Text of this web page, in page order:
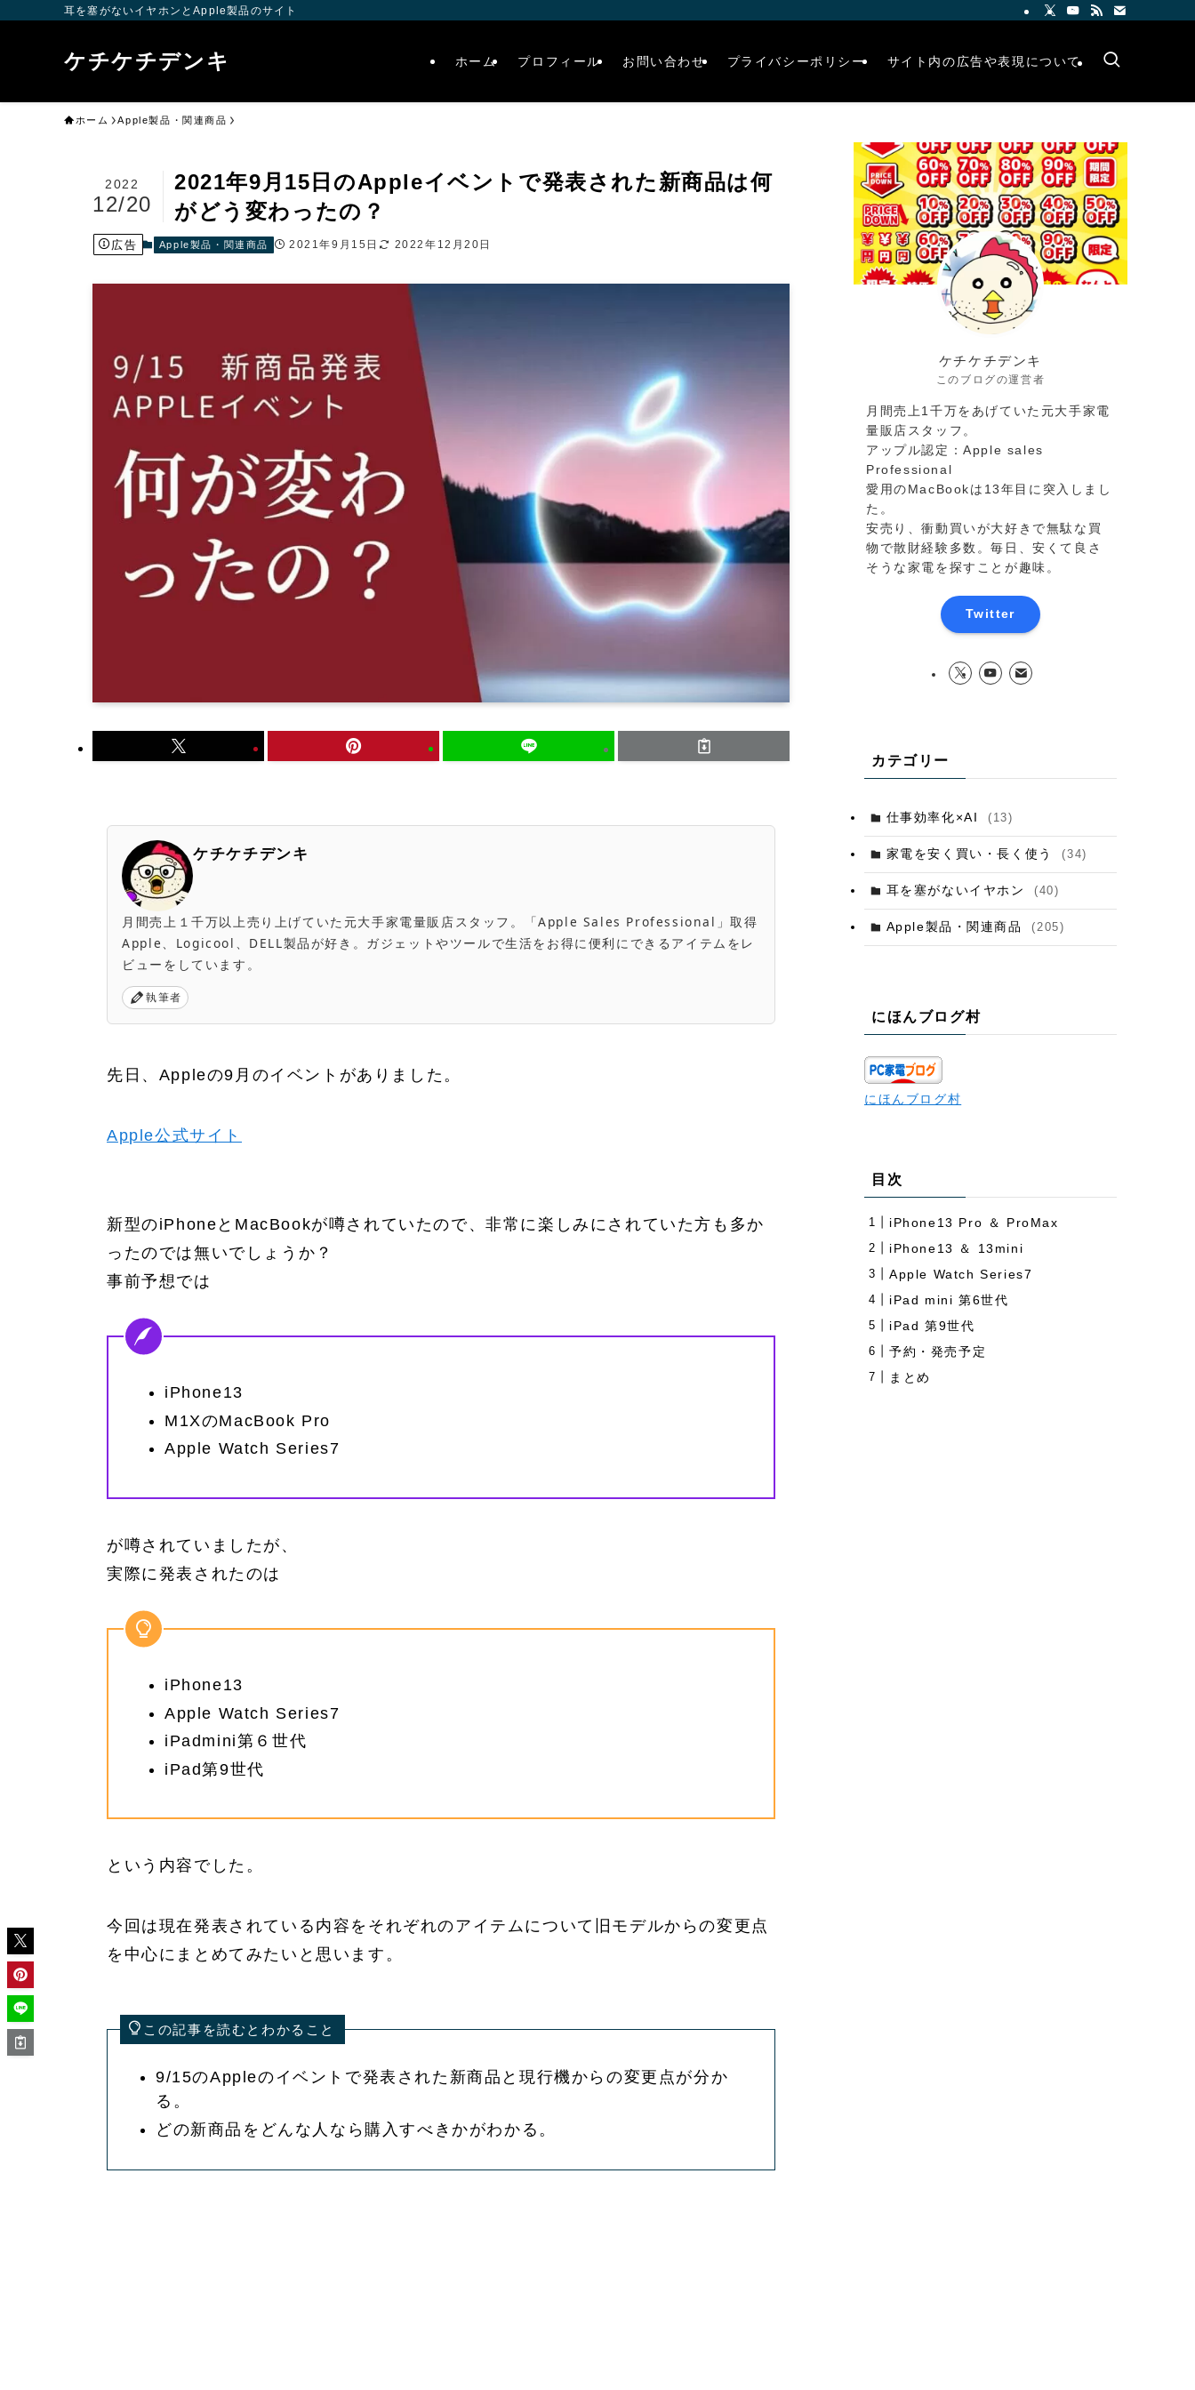
耳を塞がないイヤホンとApple製品のサイト
ケチケチデンキ ホーム プロフィール お問い合わせ プライバシーポリシー サイト内の広告や表現について
ホーム Apple製品・関連商品
2021年9月15日のAppleイベントで発表された新商品は何
がどう変わったの？
2022
12/20
広告 Apple製品・関連商品 2021年9月15日 2022年12月20日
ケチケチデンキ
月間売上１千万以上売り上げていた元大手家電量販店スタッフ。「Apple Sales Professional」取得
Apple、Logicool、DELL製品が好き。ガジェットやツールで生活をお得に便利にできるアイテムをレ
ビューをしています。
執筆者
先日、Appleの9月のイベントがありました。
Apple公式サイト
新型のiPhoneとMacBookが噂されていたので、非常に楽しみにされていた方も多か
ったのでは無いでしょうか？
事前予想では
iPhone13
M1XのMacBook Pro
Apple Watch Series7
が噂されていましたが、
実際に発表されたのは
iPhone13
Apple Watch Series7
iPadmini第６世代
iPad第9世代
という内容でした。
今回は現在発表されている内容をそれぞれのアイテムについて旧モデルからの変更点
を中心にまとめてみたいと思います。
この記事を読むとわかること
9/15のAppleのイベントで発表された新商品と現行機からの変更点が分か
る。
どの新商品をどんな人なら購入すべきかがわかる。
ケチケチデンキ
このブログの運営者
月間売上1千万をあげていた元大手家電
量販店スタッフ。
アップル認定：Apple sales
Professional
愛用のMacBookは13年目に突入しまし
た。
安売り、衝動買いが大好きで無駄な買
物で散財経験多数。毎日、安くて良さ
そうな家電を探すことが趣味。
Twitter
カテゴリー
仕事効率化×AI (13)
家電を安く買い・長く使う (34)
耳を塞がないイヤホン (40)
Apple製品・関連商品 (205)
にほんブログ村
にほんブログ村
目次
iPhone13 Pro ＆ ProMax
iPhone13 ＆ 13mini
Apple Watch Series7
iPad mini 第6世代
iPad 第9世代
予約・発売予定
まとめ